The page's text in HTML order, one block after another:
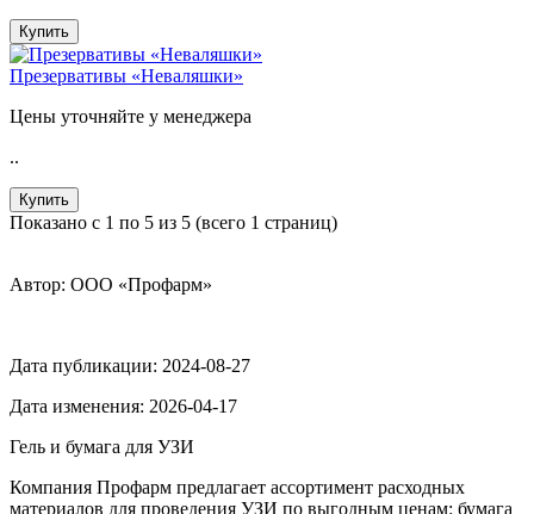
Купить
Презервативы «Неваляшки»
Цены уточняйте у менеджера
..
Купить
Показано с 1 по 5 из 5 (всего 1 страниц)
Автор: ООО «Профарм»
Дата публикации: 2024-08-27
Дата изменения: 2026-04-17
Гель и бумага для УЗИ
Компания Профарм предлагает ассортимент расходных
материалов для проведения УЗИ по выгодным ценам: бумага